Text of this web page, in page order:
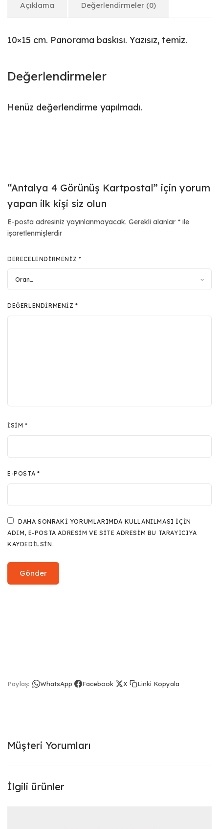
Açıklama Değerlendirmeler (0)
10×15 cm. Panorama baskısı. Yazısız, temiz.
Değerlendirmeler
Henüz değerlendirme yapılmadı.
“Antalya 4 Görünüş Kartpostal” için yorum
yapan ilk kişi siz olun
E-posta adresiniz yayınlanmayacak. Gerekli alanlar * ile
işaretlenmişlerdir
DERECELENDIRMENIZ *
DEĞERLENDIRMENIZ*
İSIM*
E-POSTA *
DAHA SONRAKI YORUMLARIMDA KULLANILMASI IÇIN
ADIM, E-POSTA ADRESIM VE SITE ADRESIM BU TARAYICIYA
KAYDEDILSIN.
Paylaş: WhatsApp Facebook X Linki Kopyala
Müşteri Yorumları
İlgili ürünler